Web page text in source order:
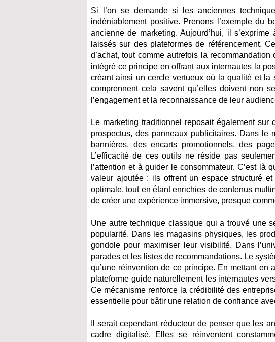
Si l’on se demande si les anciennes
indéniablement positive. Prenons l’exemple du
ancienne de marketing. Aujourd’hui, il
laissés sur des plateformes de référencement.
d’achat, tout comme autrefois la
intégré ce principe en offrant aux internautes la
créant ainsi un cercle vertueux où la qualité et la
comprennent cela savent qu’elles doivent non
l’engagement et la reconnaissance de leur
Le marketing traditionnel reposait également
prospectus, des panneaux publicitaires. Dans le
bannières, des encarts promotionnels, des
L’efficacité de ces outils ne réside pas
l’attention et à guider le consommateur. C’est
valeur ajoutée : ils offrent un espace structuré
optimale, tout en étant enrichies de contenus
de créer une expérience immersive, presque
Une autre technique classique qui a trouvé une
popularité. Dans les magasins physiques, les
gondole pour maximiser leur visibilité. Dans
parades et les listes de recommandations. Le
qu’une réinvention de ce principe. En mettant
plateforme guide naturellement les internautes
Ce mécanisme renforce la crédibilité des
essentielle pour bâtir une relation de confiance
Il serait cependant réducteur de penser que les
cadre digitalisé. Elles se réinventent